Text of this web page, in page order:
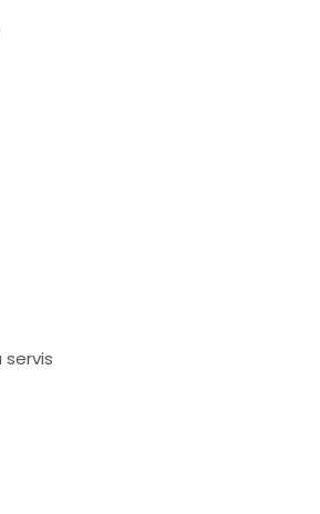
servis